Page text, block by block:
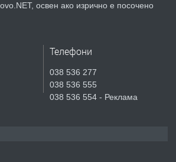
Продавам парцел в гр. Хасково кв.
СГЛОБЯВАНЕ НА МЕБЕЛИ.
освен ако изрично е посочено
Телефони
038 536 277
038 536 555
038 536 554 - Реклама